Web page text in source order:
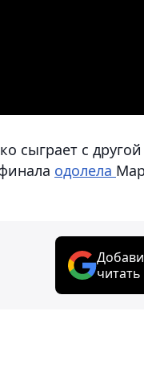
сыграет с другой
одолела